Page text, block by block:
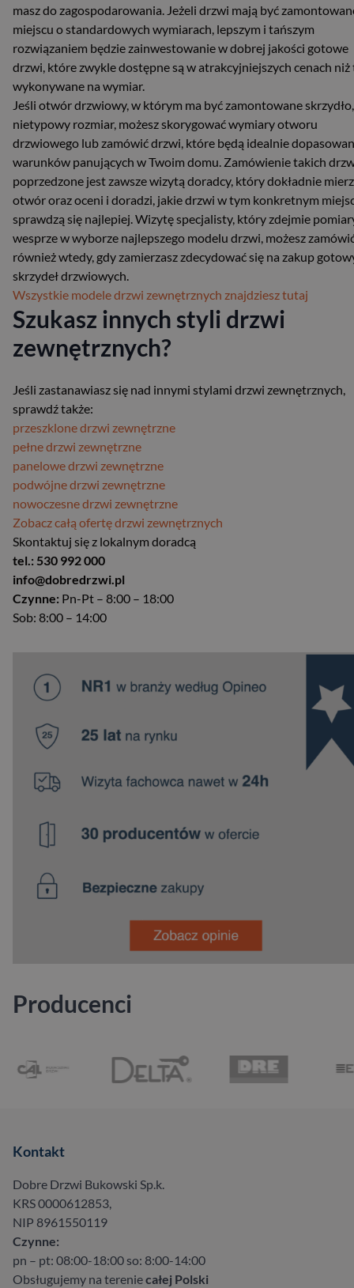
masz do zagospodarowania. Jeżeli drzwi mają być
miejscu o standardowych wymiarach, lepszym i tańszym
rozwiązaniem będzie zainwestowanie w dobrej jakości gotowe
drzwi, które zwykle dostępne są w atrakcyjniejszych cenach niż
wykonywane na wymiar.
Jeśli otwór drzwiowy, w którym ma być zamontowane
nietypowy rozmiar, możesz skorygować wymiary otworu
drzwiowego lub zamówić drzwi, które będą idealnie
warunków panujących w Twoim domu. Zamówienie takich
poprzedzone jest zawsze wizytą doradcy, który dokładnie
otwór oraz oceni i doradzi, jakie drzwi w tym konkretnym
sprawdzą się najlepiej. Wizytę specjalisty, który zdejmie
wesprze w wyborze najlepszego modelu drzwi, możesz
również wtedy, gdy zamierzasz zdecydować się na zakup
skrzydeł drzwiowych.
Wszystkie modele drzwi zewnętrznych znajdziesz tutaj
Szukasz innych styli drzwi
zewnętrznych?
Jeśli zastanawiasz się nad innymi stylami drzwi zewnętrznych,
sprawdź także:
przeszklone drzwi zewnętrzne
pełne drzwi zewnętrzne
panelowe drzwi zewnętrzne
podwójne drzwi zewnętrzne
nowoczesne drzwi zewnętrzne
Zobacz całą ofertę drzwi zewnętrznych
Skontaktuj się z lokalnym doradcą
tel.: 530 992 000
info@dobredrzwi.pl
Czynne: Pn-Pt – 8:00 – 18:00
Sob: 8:00 – 14:00
Producenci
Kontakt
Dobre Drzwi Bukowski Sp.k.
KRS 0000612853,
NIP 8961550119
Czynne:
pn – pt: 08:00-18:00 so: 8:00-14:00
Obsługujemy na tereniecałej Polski